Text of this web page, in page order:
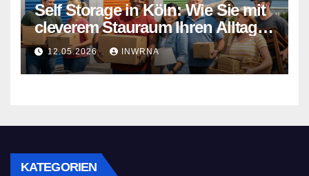
Self Storage in Köln: Wie Sie mit
cleverem Stauraum Ihren Alltag
entlasten
12.05.2026 INWRNA
KATEGORIEN